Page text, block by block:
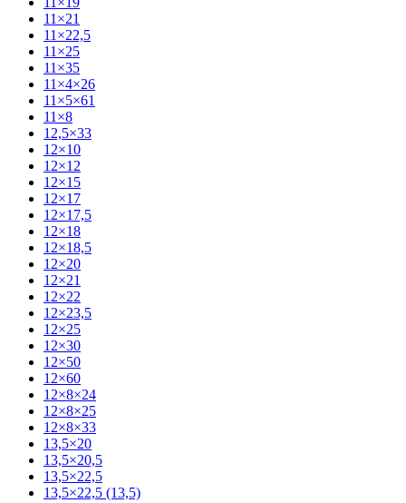
11×21
11×22,5
11×25
11×35
11×4×26
11×5×61
11×8
12,5×33
12×10
12×12
12×15
12×17
12×17,5
12×18
12×18,5
12×20
12×21
12×22
12×23,5
12×25
12×30
12×50
12×60
12×8×24
12×8×25
12×8×33
13,5×20
13,5×20,5
13,5×22,5
13,5×22,5 (13,5)